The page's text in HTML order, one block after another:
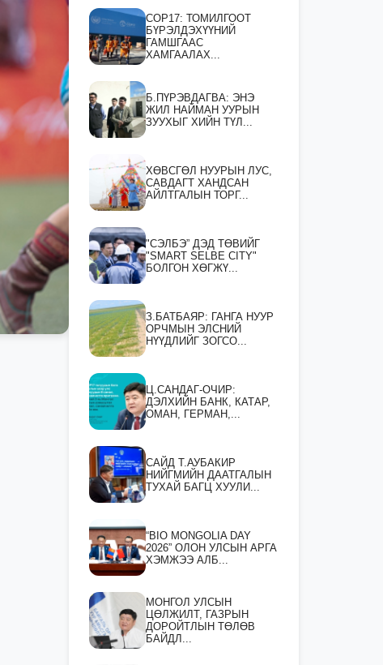
СOP17: ТОМИЛГООТ
БҮРЭЛДЭХҮҮНИЙ
ГАМШГААС
ХАМГААЛАХ...
Б.ПҮРЭВДАГВА: ЭНЭ
ЖИЛ НАЙМАН УУРЫН
ЗУУХЫГ ХИЙН ТҮЛ...
ХӨВСГӨЛ НУУРЫН ЛУС,
САВДАГТ ХАНДСАН
АЙЛТГАЛЫН ТОРГ...
"СЭЛБЭ” ДЭД ТӨВИЙГ
"SMART SELBE CITY"
БОЛГОН ХӨГЖҮ...
З.БАТБАЯР: ГАНГА НУУР
ОРЧМЫН ЭЛСНИЙ
НҮҮДЛИЙГ ЗОГСО...
Ц.САНДАГ-ОЧИР:
ДЭЛХИЙН БАНК, КАТАР,
ОМАН, ГЕРМАН,...
САЙД Т.АУБАКИР
НИЙГМИЙН ДААТГАЛЫН
ТУХАЙ БАГЦ ХУУЛИ...
“BIO MONGOLIA DAY
2026” ОЛОН УЛСЫН АРГА
ХЭМЖЭЭ АЛБ...
МОНГОЛ УЛСЫН
ЦӨЛЖИЛТ, ГАЗРЫН
ДОРОЙТЛЫН ТӨЛӨВ
БАЙДЛ...